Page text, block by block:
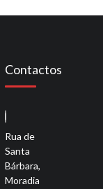
Contactos
Rua de
Santa
Bárbara,
Moradia